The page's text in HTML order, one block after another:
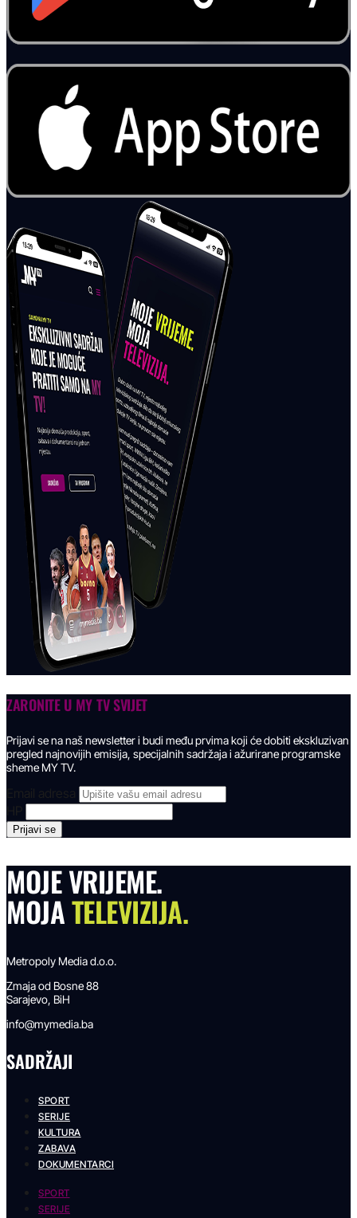
ZARONITE U MY TV SVIJET
Prijavi se na naš newsletter i budi među prvima koji će dobiti ekskluzivan
pregled najnovijih emisija, specijalnih sadržaja i ažurirane programske
sheme MY TV.
Email adresa
MOJE VRIJEME.
MOJATELEVIZIJA.
Metropoly Media d.o.o.
Zmaja od Bosne 88
Sarajevo, BiH
info@mymedia.ba
SADRŽAJI
SPORT
SERIJE
KULTURA
ZABAVA
DOKUMENTARCI
SPORT
SERIJE